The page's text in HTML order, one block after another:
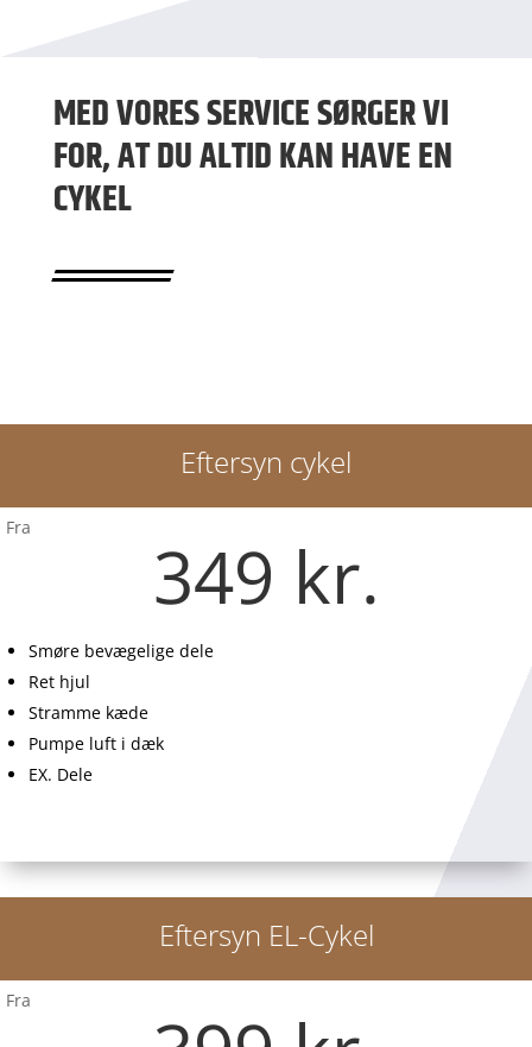
MED VORES SERVICE SØRGER VI
FOR, AT DU ALTID KAN HAVE EN
CYKEL
Eftersyn cykel
Fra
349 kr.
Smøre bevægelige dele
Ret hjul
Stramme kæde
Pumpe luft i dæk
EX. Dele
Eftersyn EL-Cykel
Fra